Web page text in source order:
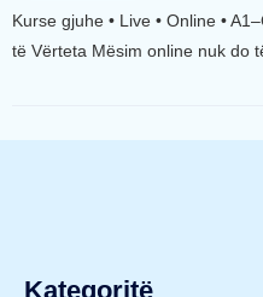
Kurse gjuhe • Live • Online •
të Vërteta Mësim online nuk do
Kategoritë